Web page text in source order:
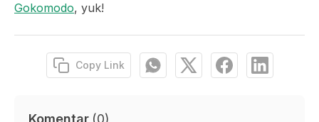
Gokomodo, yuk!
Copy Link
Komentar (0)